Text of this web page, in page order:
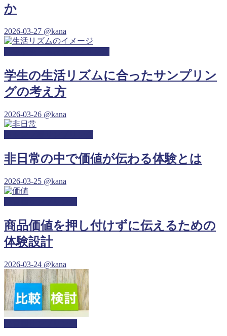
か
2026-03-27 @kana
学生の生活リズムに合ったサンプリン
グの考え方
2026-03-26 @kana
非日常の中で価値が伝わる体験とは
2026-03-25 @kana
商品価値を押し付けずに伝えるための
体験設計
2026-03-24 @kana